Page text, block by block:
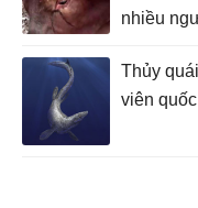
nhiều
Thủy
viên